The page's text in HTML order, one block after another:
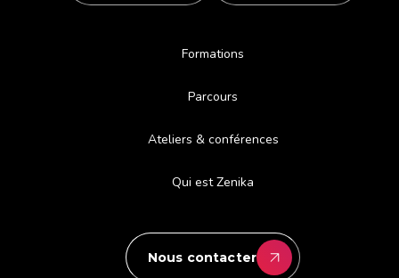
Formations
Parcours
Ateliers & conférences
Qui est Zenika
Nous contacter